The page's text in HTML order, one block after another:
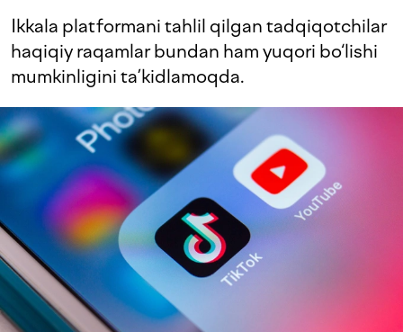
Ikkala platformani tahlil qilgan tadqiqotchilar
haqiqiy raqamlar bundan ham yuqori bo‘lishi
mumkinligini ta’kidlamoqda.